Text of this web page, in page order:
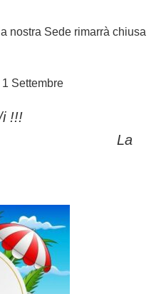
nostra Sede rimarrà chiusa
Settembre
i !!!